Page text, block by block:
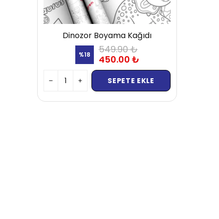
Dinozor Boyama Kağıdı
%18
549.90 ₺
450.00 ₺
SEPETE EKLE